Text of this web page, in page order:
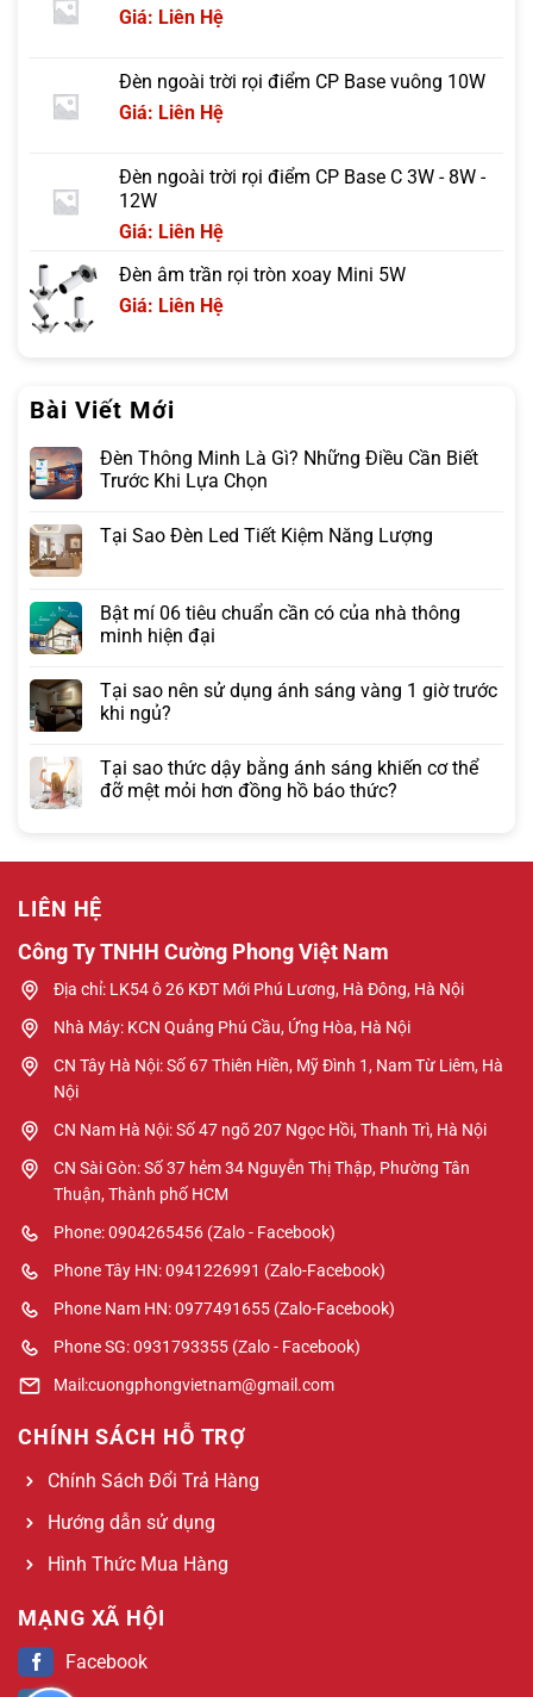
Giá: Liên Hệ
Đèn ngoài trời rọi điểm CP Base vuông 10W
Giá: Liên Hệ
Đèn ngoài trời rọi điểm CP Base C 3W - 8W -
12W
Giá: Liên Hệ
Đèn âm trần rọi tròn xoay Mini 5W
Giá: Liên Hệ
Bài Viết Mới
Đèn Thông Minh Là Gì? Những Điều Cần Biết
Trước Khi Lựa Chọn
Tại Sao Đèn Led Tiết Kiệm Năng Lượng
Bật mí 06 tiêu chuẩn cần có của nhà thông
minh hiện đại
Tại sao nên sử dụng ánh sáng vàng 1 giờ trước
khi ngủ?
Tại sao thức dậy bằng ánh sáng khiến cơ thể
đỡ mệt mỏi hơn đồng hồ báo thức?
LIÊN HỆ
Công Ty TNHH Cường Phong Việt Nam
Địa chỉ: LK54 ô 26 KĐT Mới Phú Lương, Hà Đông, Hà Nội
Nhà Máy: KCN Quảng Phú Cầu, Ứng Hòa, Hà Nội
CN Tây Hà Nội: Số 67 Thiên Hiền, Mỹ Đình 1, Nam Từ Liêm, Hà
Nội
CN Nam Hà Nội: Số 47 ngõ 207 Ngọc Hồi, Thanh Trì, Hà Nội
CN Sài Gòn: Số 37 hẻm 34 Nguyễn Thị Thập, Phường Tân
Thuận, Thành phố HCM
Phone: 0904265456 (Zalo - Facebook)
Phone Tây HN: 0941226991 (Zalo-Facebook)
Phone Nam HN: 0977491655 (Zalo-Facebook)
Phone SG: 0931793355 (Zalo - Facebook)
Mail:cuongphongvietnam@gmail.com
CHÍNH SÁCH HỖ TRỢ
Chính Sách Đổi Trả Hàng
Hướng dẫn sử dụng
Hình Thức Mua Hàng
MẠNG XÃ HỘI
Facebook